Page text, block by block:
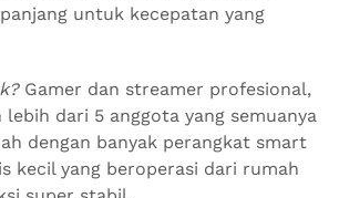
untuk kecepatan yang
Gamer dan streamer profesional,
lebih dari 5 anggota yang semuanya
dengan banyak perangkat smart
kecil yang beroperasi dari rumah